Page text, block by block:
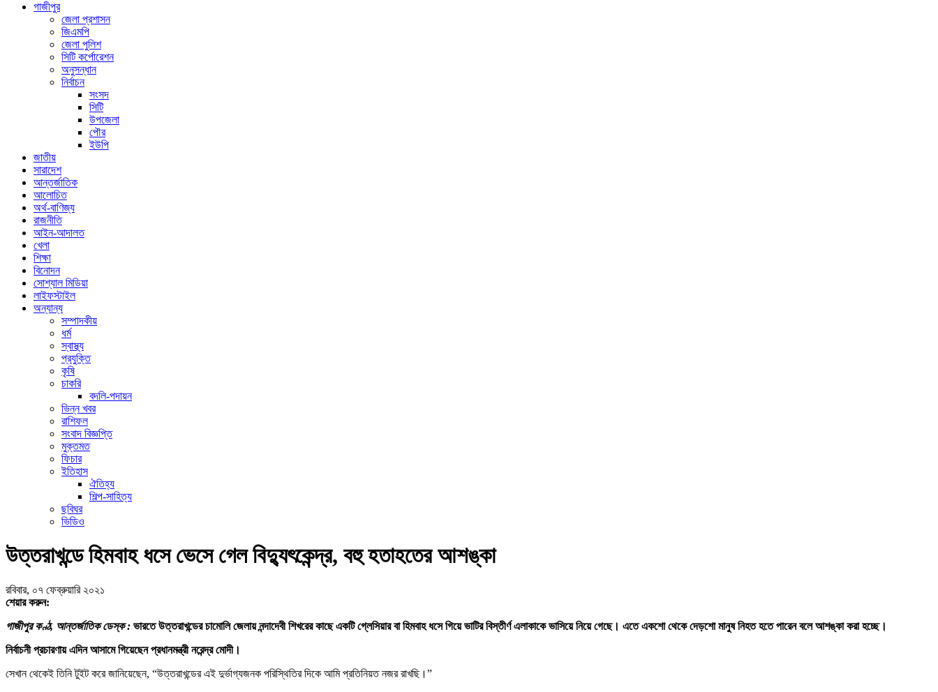
গাজীপুর
জেলা প্রশাসন
জিএমপি
জেলা পুলিশ
সিটি কর্পোরেশন
অনুসন্ধান
নির্বাচন
সংসদ
সিটি
উপজেলা
পৌর
ইউপি
জাতীয়
সারাদেশ
আন্তর্জাতিক
আলোচিত
অর্থ-বাণিজ্য
রাজনীতি
আইন-আদালত
খেলা
শিক্ষা
বিনোদন
সোশ্যাল মিডিয়া
লাইফস্টাইল
অন্যান্য
সম্পাদকীয়
ধর্ম
স্বাস্থ্য
প্রযুক্তি
কৃষি
চাকরি
বদলি-পদায়ন
ভিন্ন খবর
রাশিফল
সংবাদ বিজ্ঞপ্তি
মুক্তমত
ফিচার
ইতিহাস
ঐতিহ্য
শিল্প-সাহিত্য
ছবিঘর
ভিডিও
উত্তরাখন্ডে হিমবাহ ধসে ভেসে গেল বিদ্যুৎকেন্দ্র, বহু হতাহতের আশঙ্কা
রবিবার, ০৭ ফেব্রুয়ারি ২০২১
শেয়ার করুন:
গাজীপুর কণ্ঠ, আন্তর্জাতিক ডেস্ক : ভারতে উত্তরাখন্ডের চামোলি জেলায় নন্দাদেবী শিখরের কাছে একটি গ্লেসিয়ার বা হিমবাহ ধসে গিয়ে ভাটির বিস্তীর্ণ এলাকাকে ভাসিয়ে নিয়ে গেছে। এতে একশো থেকে দেড়শো মানুষ নিহত হতে পারেন বলে আশঙ্কা করা হচ্ছে।
নির্বাচনী প্রচারণায় এদিন আসামে গিয়েছেন প্রধানমন্ত্রী নরেন্দ্র মোদী।
সেখান থেকেই তিনি টুইট করে জানিয়েছেন, “উত্তরাখন্ডের এই দুর্ভাগ্যজনক পরিস্থিতির দিকে আমি প্রতিনিয়ত নজর রাখছি।”